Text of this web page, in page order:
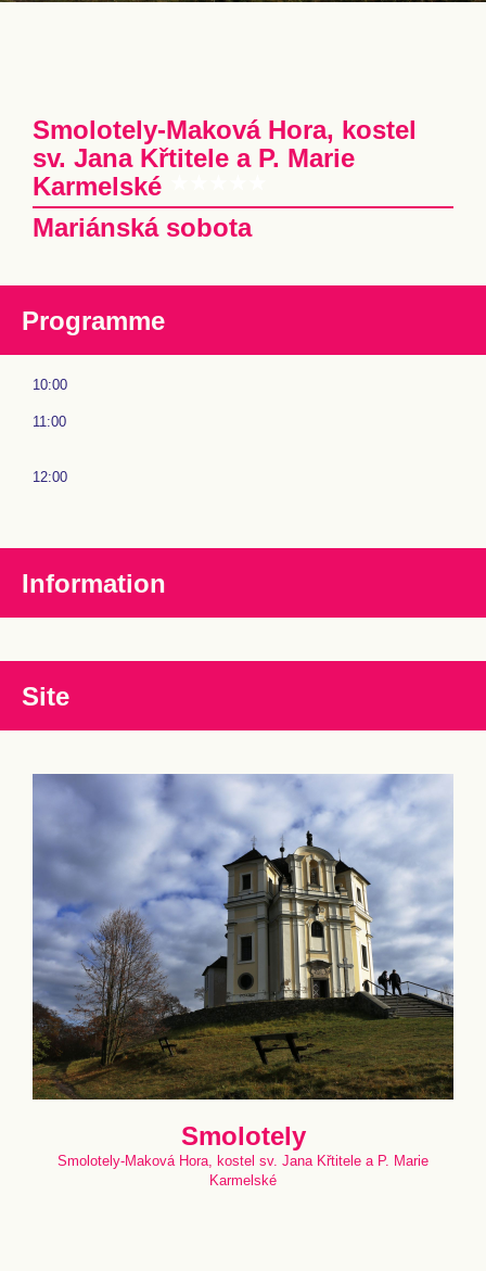
Smolotely-Maková Hora, kostel
sv. Jana Křtitele a P. Marie
Karmelské
Mariánská sobota
Programme
10:00
11:00
12:00
Information
Site
Smolotely
Smolotely-Maková Hora, kostel sv. Jana Křtitele a P. Marie
Karmelské